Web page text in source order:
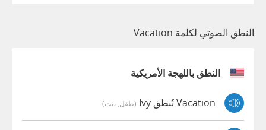
النطق الصوتي لكلمة Vacation
النطق باللهجة الأمريكية
Vacation تُنطق Ivy (طفل, بنت)